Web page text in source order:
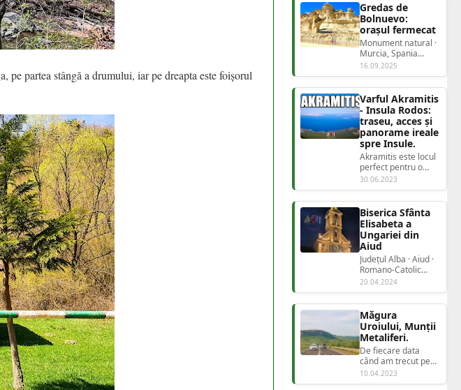
partea stângă a drumului, iar pe dreapta este foișorul
Gredas de
Bolnuevo:
orașul fermecat
Monument natural ·
Murcia, Spania
Gredas de
BolnuevoOrașul
Fermecat de lân...
16.09.2025
Varful Akramitis
- Insula Rodos:
traseu, acces și
panorame ireale
spre Insule.
Akramitis este locul
perfect pentru o
experiență montană
autentică, departe
de aglomerați...
30.06.2023
Biserica Sfânta
Elisabeta a
Ungariei din
Aiud
Județul Alba · Aiud ·
Romano-Catolic
Biserica Sfânta
Elisabeta a
Ungarie...
20.04.2024
Măgura
Uroiului, Munții
Metaliferi.
De fiecare data
când am trecut pe
aici, revenind de pe
alte trasee turistice,
10.04.2023